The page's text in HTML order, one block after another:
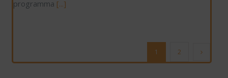
programma [...]
1 2